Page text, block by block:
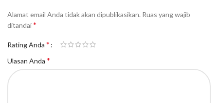
Alamat email Anda tidak akan dipublikasikan. Ruas yang wajib
ditandai*
Rating Anda *
Ulasan Anda *